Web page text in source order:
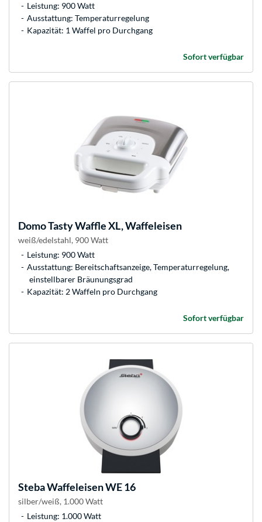
Leistung: 900 Watt
Ausstattung: Temperaturregelung
Kapazität: 1 Waffel pro Durchgang
Sofort verfügbar
DomoTasty Waffle XL, Waffeleisen
weiß/edelstahl, 900 Watt
Leistung: 900 Watt
Ausstattung: Bereitschaftsanzeige, Temperaturregelung,
einstellbarer Bräunungsgrad
Kapazität: 2 Waffeln pro Durchgang
Sofort verfügbar
StebaWaffeleisen WE 16
silber/weiß, 1.000 Watt
Leistung: 1.000 Watt